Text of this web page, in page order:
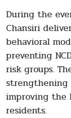
During the
Chansiri
behavioral
preventing
risk groups.
strengthening
improving the
residents.